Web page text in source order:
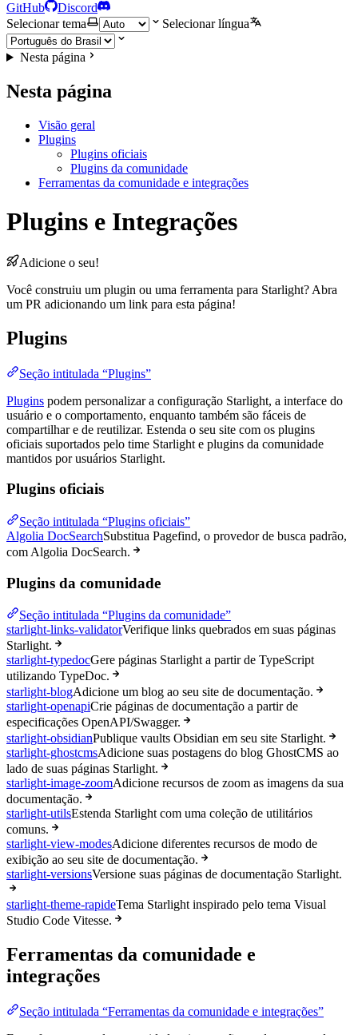
GitHub
Discord
Selecionar tema
Selecionar língua
Nesta página
Nesta página
Visão geral
Plugins
Plugins oficiais
Plugins da comunidade
Ferramentas da comunidade e integrações
Plugins e Integrações
Adicione o seu!
Você construiu um plugin ou uma ferramenta para Starlight? Abra
um PR adicionando um link para esta página!
Plugins
Seção intitulada “Plugins”
Plugins podem personalizar a configuração Starlight, a interface do
usuário e o comportamento, enquanto também são fáceis de
compartilhar e de reutilizar. Estenda o seu site com os plugins
oficiais suportados pelo time Starlight e plugins da comunidade
mantidos por usuários Starlight.
Plugins oficiais
Seção intitulada “Plugins oficiais”
Algolia DocSearchSubstitua Pagefind, o provedor de busca padrão,
com Algolia DocSearch.
Plugins da comunidade
Seção intitulada “Plugins da comunidade”
starlight-links-validatorVerifique links quebrados em suas páginas
Starlight.
starlight-typedocGere páginas Starlight a partir de TypeScript
utilizando TypeDoc.
starlight-blogAdicione um blog ao seu site de documentação.
starlight-openapiCrie páginas de documentação a partir de
especificações OpenAPI/Swagger.
starlight-obsidianPublique vaults Obsidian em seu site Starlight.
starlight-ghostcmsAdicione suas postagens do blog GhostCMS ao
lado de suas páginas Starlight.
starlight-image-zoomAdicione recursos de zoom as imagens da sua
documentação.
starlight-utilsEstenda Starlight com uma coleção de utilitários
comuns.
starlight-view-modesAdicione diferentes recursos de modo de
exibição ao seu site de documentação.
starlight-versionsVersione suas páginas de documentação Starlight.
starlight-theme-rapideTema Starlight inspirado pelo tema Visual
Studio Code Vitesse.
Ferramentas da comunidade e
integrações
Seção intitulada “Ferramentas da comunidade e integrações”